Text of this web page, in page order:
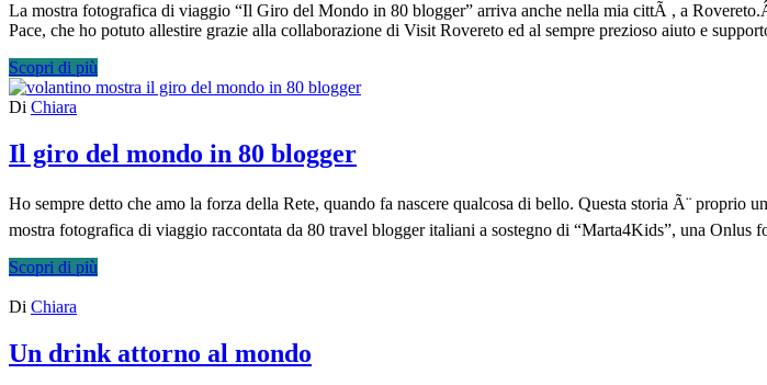
La mostra fotografica di viaggio “Il Giro del Mondo in 80 blogger” arriva anche nella mia cittÃ , a
Pace, che ho potuto allestire grazie alla collaborazione di Visit Rovereto ed al sempre prezioso aiuto e
Scopri di più
Di Chiara
Il giro del mondo in 80 blogger
Ho sempre detto che amo la forza della Rete, quando fa nascere qualcosa di bello. Questa storia Ã¨ proprio
mostra fotografica di viaggio raccontata da 80 travel blogger italiani a sostegno di “Marta4Kids”, una Onlus
Scopri di più
Di Chiara
Un drink attorno al mondo